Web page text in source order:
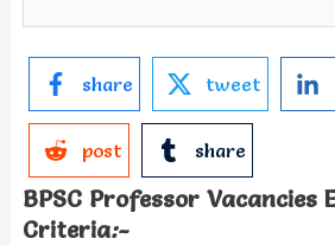
share tweet
post share
BPSC Professor Vacancies
Criteria:-